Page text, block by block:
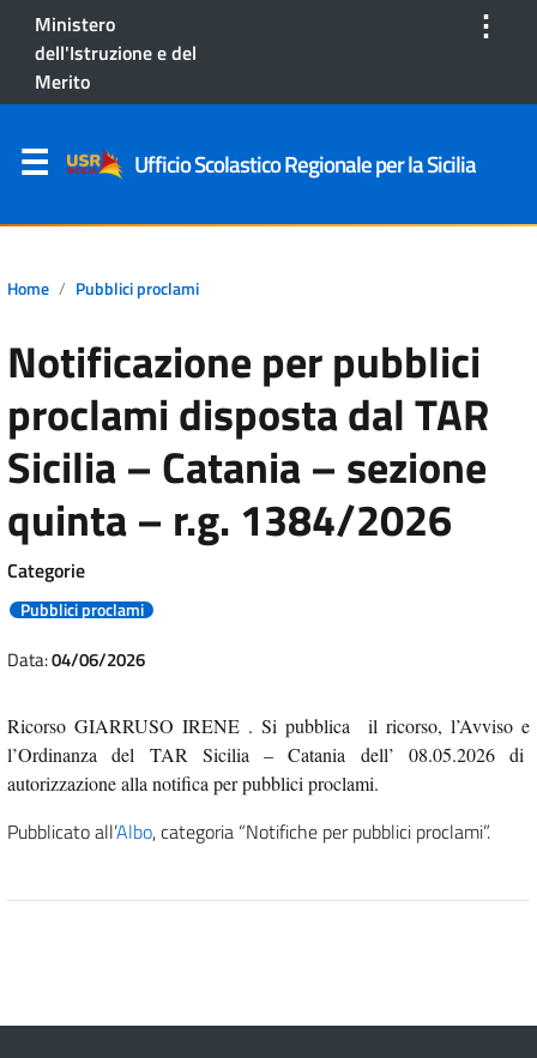
Ministero
dell'Istruzione e del
Merito
⋮
Ufficio Scolastico Regionale per la Sicilia
Home Pubblici proclami
Notificazione per pubblici
proclami disposta dal TAR
Sicilia – Catania – sezione
quinta – r.g. 1384/2026
Categorie
Pubblici proclami
Data:04/06/2026
Ricorso GIARRUSO IRENE . Si pubblica il ricorso, l’Avviso e
l’Ordinanza del TAR Sicilia – Catania dell’ 08.05.2026 di
autorizzazione alla notifica per pubblici proclami.
Pubblicato all’Albo, categoria “Notifiche per pubblici proclami”.